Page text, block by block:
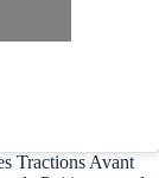
Tractions Avant